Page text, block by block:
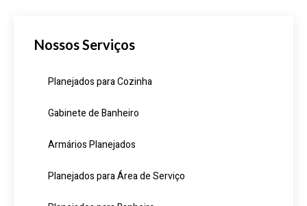
Nossos Serviços
Planejados para Cozinha
Gabinete de Banheiro
Armários Planejados
Planejados para Área de Serviço